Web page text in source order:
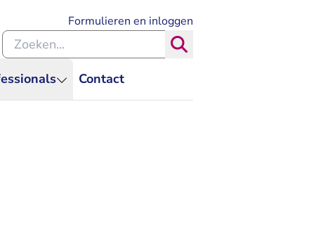
Contact
Formulieren en inloggen
Zoeken binnen de Rechtspraak